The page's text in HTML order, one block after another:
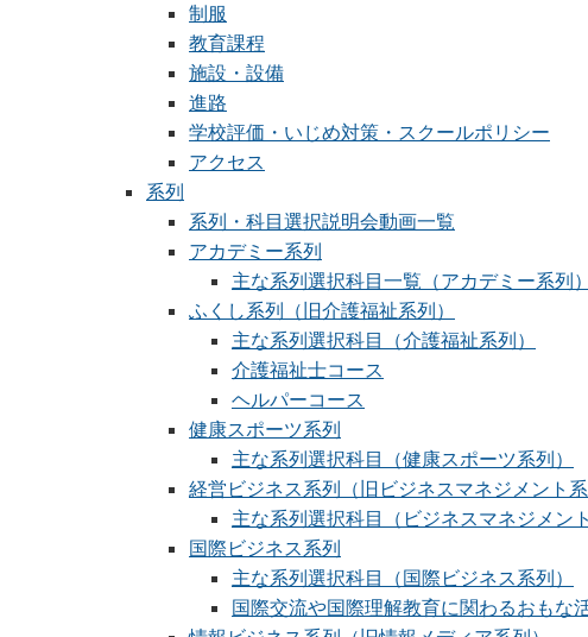
制服
教育課程
施設・設備
進路
学校評価・いじめ対策・スクールポリシー
アクセス
系列
系列・科目選択説明会動画一覧
アカデミー系列
主な系列選択科目一覧（アカデミー系列）
ふくし系列（旧介護福祉系列）
主な系列選択科目（介護福祉系列）
介護福祉士コース
ヘルパーコース
健康スポーツ系列
主な系列選択科目（健康スポーツ系列）
経営ビジネス系列（旧ビジネスマネジメント系
主な系列選択科目（ビジネスマネジメント
国際ビジネス系列
主な系列選択科目（国際ビジネス系列）
国際交流や国際理解教育に関わるおもな